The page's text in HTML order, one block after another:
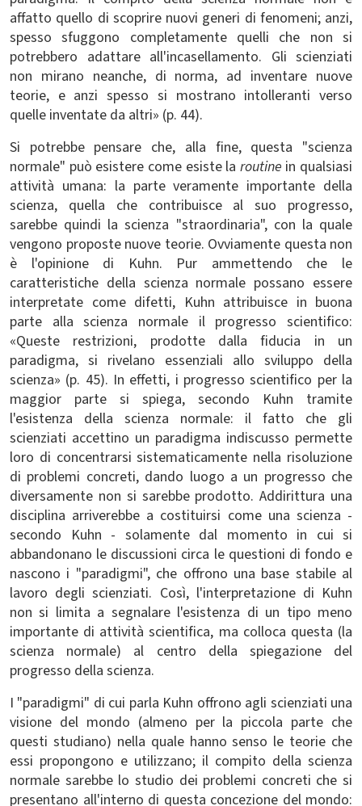
affatto quello di scoprire nuovi generi di fenomeni; anzi,
spesso sfuggono completamente quelli che non si
potrebbero adattare all'incasellamento. Gli scienziati
non mirano neanche, di norma, ad inventare nuove
teorie, e anzi spesso si mostrano intolleranti verso
quelle inventate da altri» (p. 44).
Si potrebbe pensare che, alla fine, questa "scienza
normale" può esistere come esiste la routine in qualsiasi
attività umana: la parte veramente importante della
scienza, quella che contribuisce al suo progresso,
sarebbe quindi la scienza "straordinaria", con la quale
vengono proposte nuove teorie. Ovviamente questa non
è l'opinione di Kuhn. Pur ammettendo che le
caratteristiche della scienza normale possano essere
interpretate come difetti, Kuhn attribuisce in buona
parte alla scienza normale il progresso scientifico:
«Queste restrizioni, prodotte dalla fiducia in un
paradigma, si rivelano essenziali allo sviluppo della
scienza» (p. 45). In effetti, i progresso scientifico per la
maggior parte si spiega, secondo Kuhn tramite
l'esistenza della scienza normale: il fatto che gli
scienziati accettino un paradigma indiscusso permette
loro di concentrarsi sistematicamente nella risoluzione
di problemi concreti, dando luogo a un progresso che
diversamente non si sarebbe prodotto. Addirittura una
disciplina arriverebbe a costituirsi come una scienza -
secondo Kuhn - solamente dal momento in cui si
abbandonano le discussioni circa le questioni di fondo e
nascono i "paradigmi", che offrono una base stabile al
lavoro degli scienziati. Così, l'interpretazione di Kuhn
non si limita a segnalare l'esistenza di un tipo meno
importante di attività scientifica, ma colloca questa (la
scienza normale) al centro della spiegazione del
progresso della scienza.
I "paradigmi" di cui parla Kuhn offrono agli scienziati una
visione del mondo (almeno per la piccola parte che
questi studiano) nella quale hanno senso le teorie che
essi propongono e utilizzano; il compito della scienza
normale sarebbe lo studio dei problemi concreti che si
presentano all'interno di questa concezione del mondo: